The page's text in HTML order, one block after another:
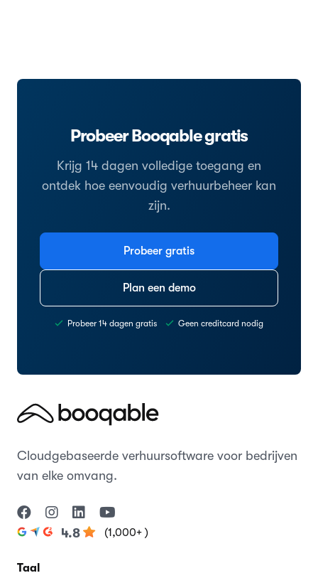
Probeer Booqable gratis
Krijg 14 dagen volledige toegang en
ontdek hoe eenvoudig verhuurbeheer kan
zijn.
Probeer gratis
Plan een demo
Probeer 14 dagen gratis Geen creditcard nodig
Cloudgebaseerde verhuursoftware voor bedrijven
van elke omvang.
4.8 (1,000+ )
Taal